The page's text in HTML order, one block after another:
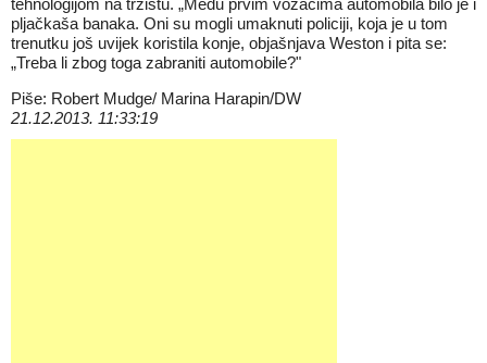
tehnologijom na tržištu. „Među prvim vozačima automobila bilo je i
pljačkaša banaka. Oni su mogli umaknuti policiji, koja je u tom
trenutku još uvijek koristila konje, objašnjava Weston i pita se:
„Treba li zbog toga zabraniti automobile?"
Piše: Robert Mudge/ Marina Harapin/DW
21.12.2013. 11:33:19